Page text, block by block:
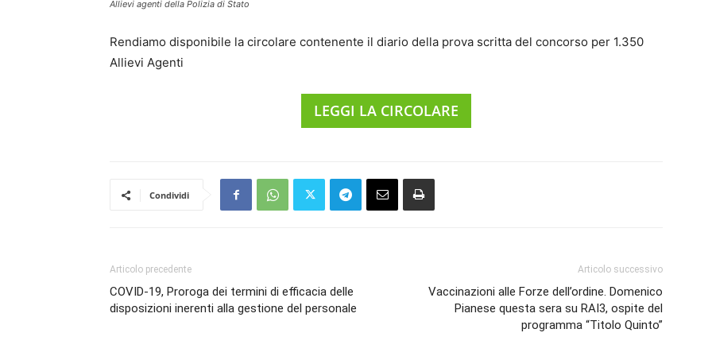
Allievi agenti della Polizia di Stato
Rendiamo disponibile la circolare contenente il diario della prova scritta del concorso per 1.350
Allievi Agenti
LEGGI LA CIRCOLARE
Condividi
Articolo precedente
COVID-19, Proroga dei termini di efficacia delle
disposizioni inerenti alla gestione del personale
Articolo successivo
Vaccinazioni alle Forze dell’ordine. Domenico
Pianese questa sera su RAI3, ospite del
programma “Titolo Quinto”